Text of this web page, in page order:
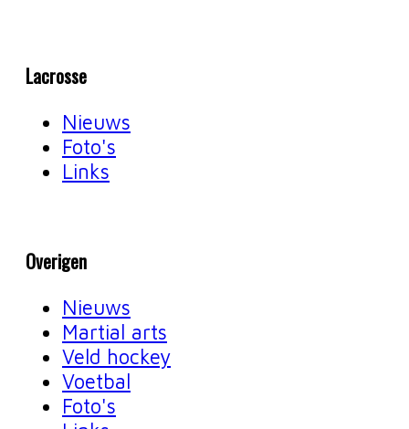
Lacrosse
Nieuws
Foto's
Links
Overigen
Nieuws
Martial arts
Veld hockey
Voetbal
Foto's